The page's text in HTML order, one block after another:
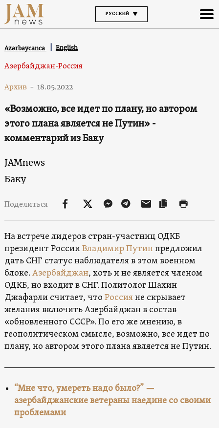
РУССКИЙ
Azərbaycanca English
Азербайджан-Россия
Архив - 18.05.2022
«Возможно, все идет по плану, но автором
этого плана является не Путин» -
комментарий из Баку
JAMnews
Баку
Поделиться
На встрече лидеров стран-участниц ОДКБ
президент РоссииВладимир Путинпредложил
дать СНГ статус наблюдателя в этом военном
блоке. Азербайджан, хоть и не является членом
ОДКБ, но входит в СНГ. Политолог Шахин
Джафарли считает, что Россияне скрывает
желания включить Азербайджан в состав
«обновленного СССР». По его же мнению, в
геополитическом смысле, возможно, все идет по
плану, но автором этого плана является не Путин.
“Мне что, умереть надо было?” —
азербайджанские ветераны наедине со своими
проблемами